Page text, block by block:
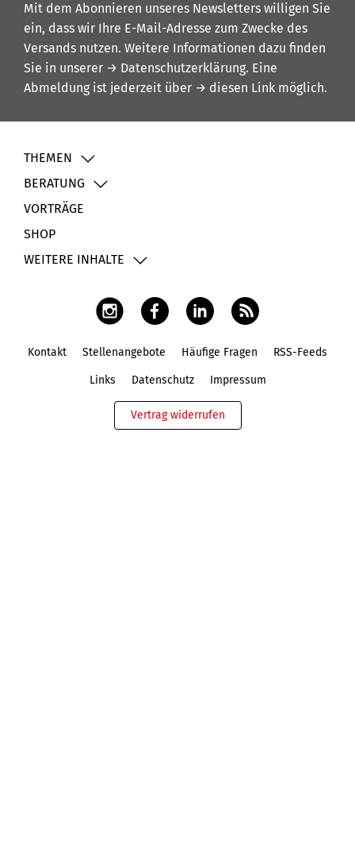
Mit dem Abonnieren unseres Newsletters willigen Sie
ein, dass wir Ihre E-Mail-Adresse zum Zwecke des
Versands nutzen. Weitere Informationen dazu finden
Sie in unserer → Datenschutzerklärung. Eine
Abmeldung ist jederzeit über → diesen Link möglich.
THEMEN
BERATUNG
VORTRÄGE
SHOP
WEITERE INHALTE
Kontakt Stellenangebote Häufige Fragen RSS-Feeds
Links Datenschutz Impressum
Vertrag widerrufen